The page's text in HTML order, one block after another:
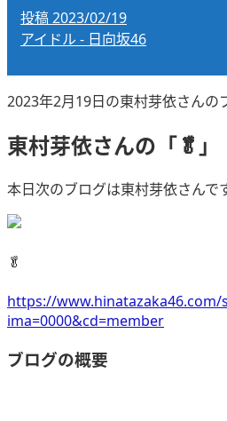
投稿 2023/02/19
アイドル - 日向坂46
2023年2月19日の東村芽依さんの
東村芽依さんの「🥬」
本日次のブログは東村芽依さんです
🥬
https://
ima=0000&cd=member
ブログの概要